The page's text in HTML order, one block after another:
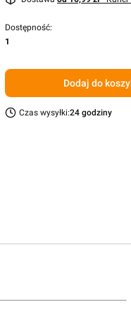
Dostępność:
1
Dodaj do
Czas wysyłki:24 godziny